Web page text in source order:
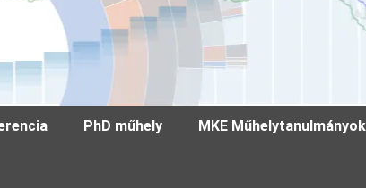
PhD műhely MKE Műhelytanulmányok